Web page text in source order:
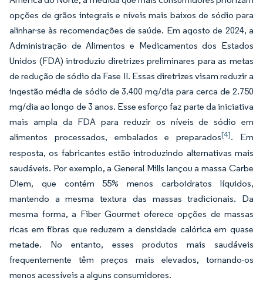
opções de grãos integrais e níveis mais baixos de sódio para
alinhar-se às recomendações de saúde. Em agosto de 2024, a
Administração de Alimentos e Medicamentos dos Estados
Unidos (FDA) introduziu diretrizes preliminares para as metas
de redução de sódio da Fase II. Essas diretrizes visam reduzir a
ingestão média de sódio de 3.400 mg/dia para cerca de 2.750
mg/dia ao longo de 3 anos. Esse esforço faz parte da iniciativa
mais ampla da FDA para reduzir os níveis de sódio em
alimentos processados, embalados e preparados[4]. Em
resposta, os fabricantes estão introduzindo alternativas mais
saudáveis. Por exemplo, a General Mills lançou a massa Carbe
Diem, que contém 55% menos carboidratos líquidos,
mantendo a mesma textura das massas tradicionais. Da
mesma forma, a Fiber Gourmet oferece opções de massas
ricas em fibras que reduzem a densidade calórica em quase
metade. No entanto, esses produtos mais saudáveis
frequentemente têm preços mais elevados, tornando-os
menos acessíveis a alguns consumidores.